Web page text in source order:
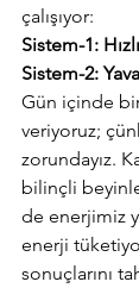
çalışıyor:
Sistem-1:
Sistem-2:
Gün içinde
veriyoruz;
zorundayız.
bilinçli
de enerjimiz
enerji
sonuçlarını